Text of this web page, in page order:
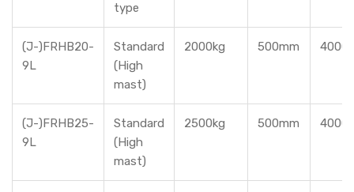
type
(J-)FRHB20-
9L
Standard
(High
mast)
2000kg 500mm
(J-)FRHB25-
9L
Standard
(High
mast)
2500kg 500mm